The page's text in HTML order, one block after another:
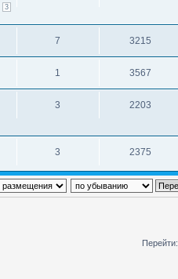
3
7 3215
1 3567
3 2203
3 2375
Перейти: